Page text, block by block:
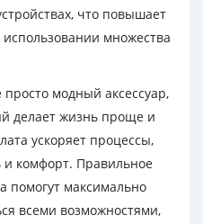
что повышает
множества
модный аксессуар,
делает жизнь проще и
ускоряет процессы,
и комфорт. Правильное
помогут максимально
всеми возможностями,